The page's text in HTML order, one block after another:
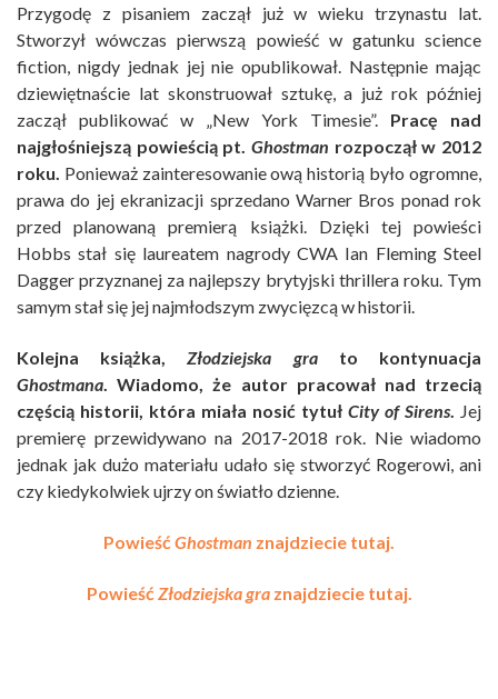
Przygodę z pisaniem zaczął już w wieku trzynastu lat.
Stworzył wówczas pierwszą powieść w gatunku science
fiction, nigdy jednak jej nie opublikował. Następnie mając
dziewiętnaście lat skonstruował sztukę, a już rok później
zaczął publikować w „New York Timesie”. Pracę nad
najgłośniejszą powieścią pt. Ghostman rozpoczął w 2012
roku. Ponieważ zainteresowanie ową historią było ogromne,
prawa do jej ekranizacji sprzedano Warner Bros ponad rok
przed planowaną premierą książki. Dzięki tej powieści
Hobbs stał się laureatem nagrody CWA Ian Fleming Steel
Dagger przyznanej za najlepszy brytyjski thrillera roku. Tym
samym stał się jej najmłodszym zwycięzcą w historii.
Kolejna książka,Złodziejska grato kontynuacja
Ghostmana. Wiadomo, że autor pracował nad trzecią
częścią historii, która miała nosić tytuł City of Sirens. Jej
premierę przewidywano na 2017-2018 rok. Nie wiadomo
jednak jak dużo materiału udało się stworzyć Rogerowi, ani
czy kiedykolwiek ujrzy on światło dzienne.
PowieśćGhostman znajdziecie tutaj.
PowieśćZłodziejska graznajdziecie tutaj.